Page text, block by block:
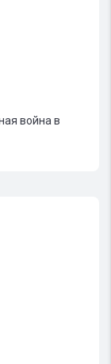
война в